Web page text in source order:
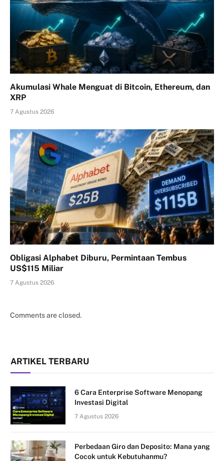
Akumulasi Whale Menguat di Bitcoin, Ethereum, dan
XRP
7 Agustus 2026
Obligasi Alphabet Diburu, Permintaan Tembus
US$115 Miliar
7 Agustus 2026
Comments are closed.
ARTIKEL TERBARU
6 Cara Enterprise Software Menopang
Investasi Digital
7 Agustus 2026
Perbedaan Giro dan Deposito: Mana yang
Cocok untuk Kebutuhanmu?